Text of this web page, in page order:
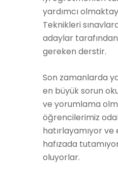
yardımcı
Teknikleri
adaylar tarafından
gereken derstir.
Son zamanlarda
en büyük sorun
ve yorumlama
öğrencilerimiz
hatırlayamıyor
hafızada
oluyorlar.